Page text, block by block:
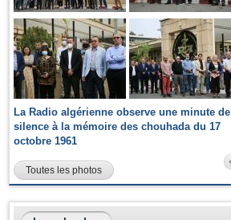
La Radio algérienne observe une minute de
silence à la mémoire des chouhada du 17
octobre 1961
Toutes les photos